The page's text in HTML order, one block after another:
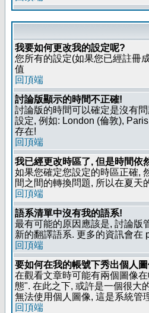
我要如何更改我的設定呢?
您所有的設定(如果您已經註冊
值
回頂端
討論版顯示的時間不正確!
討論版的時間可以確定是沒有
設定, 例如: London (倫敦),
存在!
回頂端
我已經更改時區了, 但是時間依
如果您確定您設定的時區正確,
間之間的轉換問題, 所以在夏天
回頂端
語系清單中沒有我的語系!
最有可能的原因應該是, 討論版
新的翻譯語系. 更多的資訊會在
回頂端
要如何在我的帳號下秀出個人
在觀看文章時可能有兩個圖像
態". 在此之下, 或許是一個很大
無法使用個人圖像, 這是系統管
回頂端